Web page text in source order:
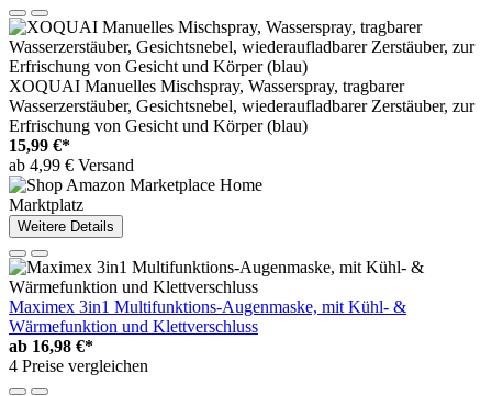
XOQUAI Manuelles Mischspray, Wasserspray, tragbarer
Wasserzerstäuber, Gesichtsnebel, wiederaufladbarer Zerstäuber, zur
Erfrischung von Gesicht und Körper (blau)
15,99 €*
ab 4,99 € Versand
Marktplatz
Weitere Details
Maximex 3in1 Multifunktions-Augenmaske, mit Kühl- &
Wärmefunktion und Klettverschluss
ab 16,98 €*
4 Preise vergleichen